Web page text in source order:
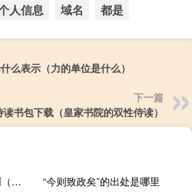
人信息 域名 都是
么表示（力的单位是什么）
下一篇
书包下载（皇家书院的双性侍读）
域名备案需要多久时间啊（域名备案需要多久） “今则致政矣”的出处是哪里